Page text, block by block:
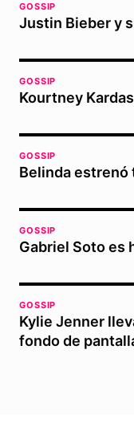
GOSSIP
Justin Bieber y
GOSSIP
Kourtney
GOSSIP
Belinda
GOSSIP
Gabriel Soto es
GOSSIP
Kylie Jenner
fondo de